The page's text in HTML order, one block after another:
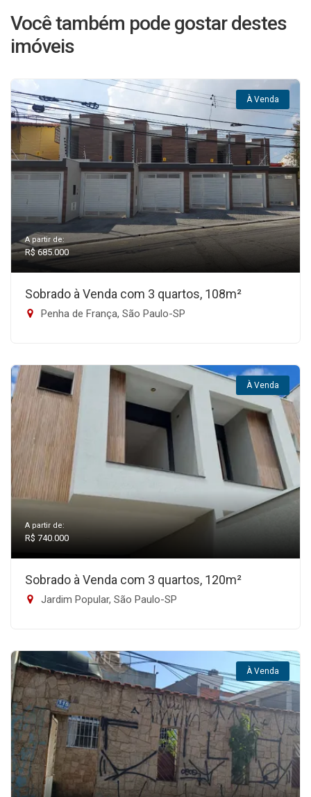
Você também pode gostar destes
imóveis
À Venda
A partir de:
R$ 685.000
Sobrado à Venda com 3 quartos, 108m²
Penha de França, São Paulo-SP
À Venda
A partir de:
R$ 740.000
Sobrado à Venda com 3 quartos, 120m²
Jardim Popular, São Paulo-SP
À Venda